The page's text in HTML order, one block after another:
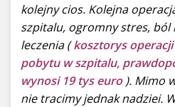
kolejny cios. Kolejna
szpitalu, ogromny stres, ból
leczenia (kosztorys
pobytu w szpitalu,
wynosi 19 tys euro). Mimo
nie tracimy jednak nadziei.